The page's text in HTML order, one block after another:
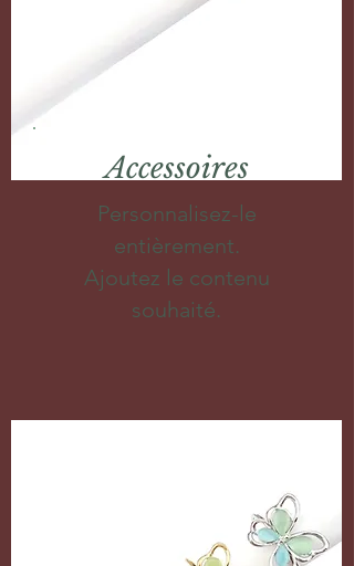
Accessoires
Personnalisez-le
entièrement.
Ajoutez le contenu
souhaité.